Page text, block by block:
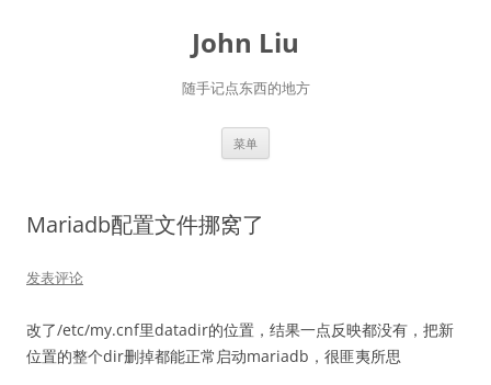
John Liu
随手记点东西的地方
菜单
Mariadb配置文件挪窝了
发表评论
改了/etc/my.cnf里datadir的位置，结果一点反映都没有，把新
位置的整个dir删掉都能正常启动mariadb，很匪夷所思